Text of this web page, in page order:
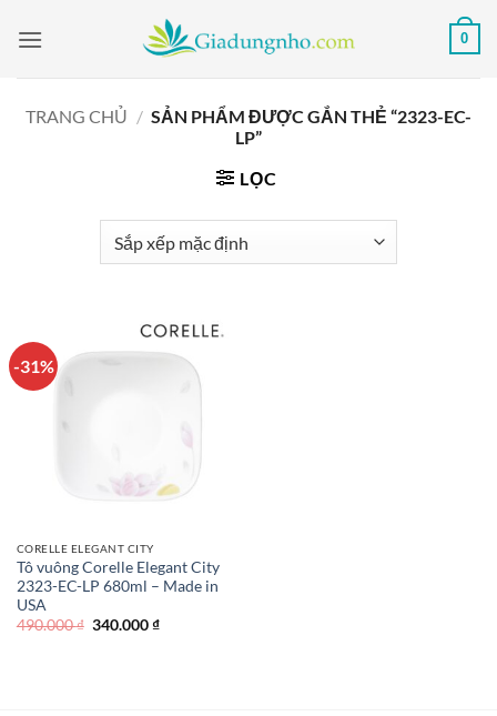
qua
0
TRANG CHỦ / SẢN PHẨM ĐƯỢC GẮN THẺ “2323-EC-
LP”
LỌC
-31%
CORELLE ELEGANT CITY
Tô vuông Corelle Elegant City
2323-EC-LP 680ml – Made in
USA
490.000₫ Giá
340.000₫Giá